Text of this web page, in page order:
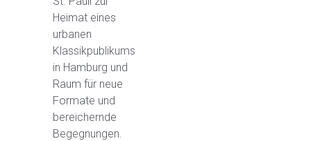
Heimat eines
urbanen
Klassikpublikums
in Hamburg und
Raum für neue
Formate und
bereichernde
Begegnungen.